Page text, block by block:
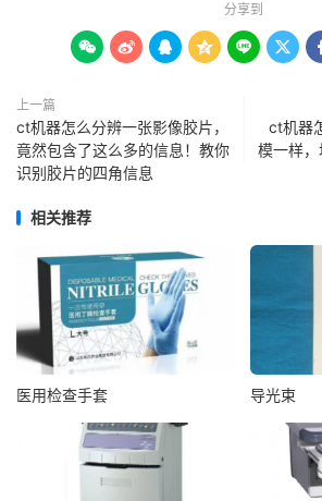
分享到
     
上一篇
ct机器怎么分辨一张影像胶片，
竟然包含了这么多的信息！教你
识别胶片的四角信息
ct机器
模一样，
相关推荐
医用检查手套 导光束